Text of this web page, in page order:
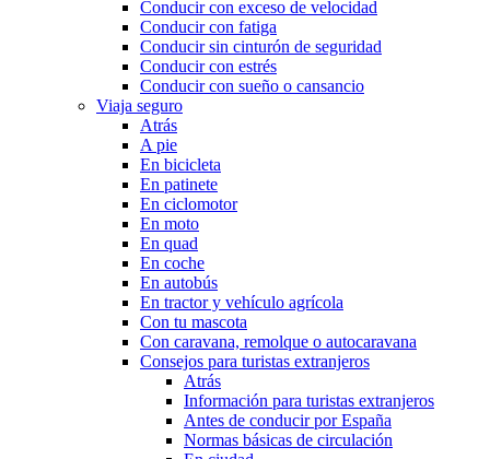
Conducir con exceso de velocidad
Conducir con fatiga
Conducir sin cinturón de seguridad
Conducir con estrés
Conducir con sueño o cansancio
Viaja seguro
Atrás
A pie
En bicicleta
En patinete
En ciclomotor
En moto
En quad
En coche
En autobús
En tractor y vehículo agrícola
Con tu mascota
Con caravana, remolque o autocaravana
Consejos para turistas extranjeros
Atrás
Información para turistas extranjeros
Antes de conducir por España
Normas básicas de circulación